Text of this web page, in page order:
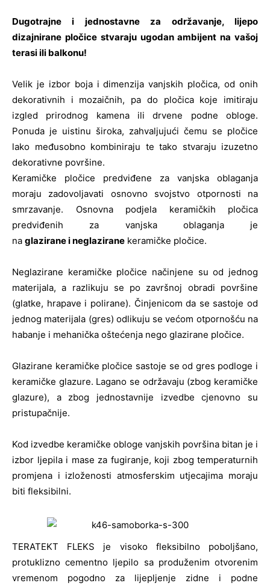
Dugotrajne i jednostavne za održavanje, lijepo
dizajnirane pločice stvaraju ugodan ambijent na vašoj
terasi ili balkonu!
Velik je izbor boja i dimenzija vanjskih pločica, od onih
dekorativnih i mozaičnih, pa do pločica koje imitiraju
izgled prirodnog kamena ili drvene podne obloge.
Ponuda je uistinu široka, zahvaljujući čemu se pločice
lako međusobno kombiniraju te tako stvaraju izuzetno
dekorativne površine.
Keramičke pločice predviđene za vanjska oblaganja
moraju zadovoljavati osnovno svojstvo otpornosti na
smrzavanje. Osnovna podjela keramičkih pločica
predviđenih za vanjska oblaganja je
na glaziraneineglazirane keramičke pločice.
Neglazirane keramičke pločice načinjene su od jednog
materijala, a razlikuju se po završnoj obradi površine
(glatke, hrapave i polirane). Činjenicom da se sastoje od
jednog materijala (gres) odlikuju se većom otpornošću na
habanje i mehanička oštećenja nego glazirane pločice.
Glazirane keramičke pločice sastoje se od gres podloge i
keramičke glazure. Lagano se održavaju (zbog keramičke
glazure), a zbog jednostavnije izvedbe cjenovno su
pristupačnije.
Kod izvedbe keramičke obloge vanjskih površina bitan je i
izbor ljepila i mase za fugiranje, koji zbog temperaturnih
promjena i izloženosti atmosferskim utjecajima moraju
biti fleksibilni.
TERATEKT FLEKS je visoko fleksibilno poboljšano,
protuklizno cementno ljepilo sa produženim otvorenim
vremenom pogodno za lijepljenje zidne i podne